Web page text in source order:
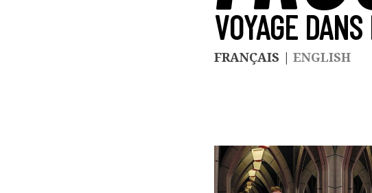
VOYAGE
FRANÇAIS | ENGLISH